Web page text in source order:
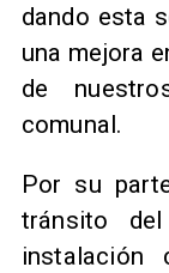
dando esta
una mejora
de
comunal.
Por su
tránsito
instalación